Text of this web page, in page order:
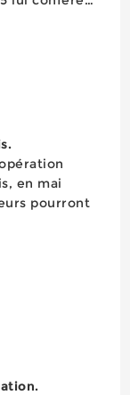
en mai
pourront